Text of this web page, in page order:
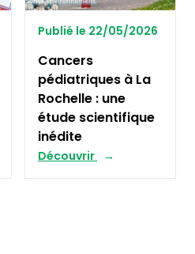
Publié le 22/05/2026
Cancers
pédiatriques à La
Rochelle : une
étude scientifique
inédite
Découvrir